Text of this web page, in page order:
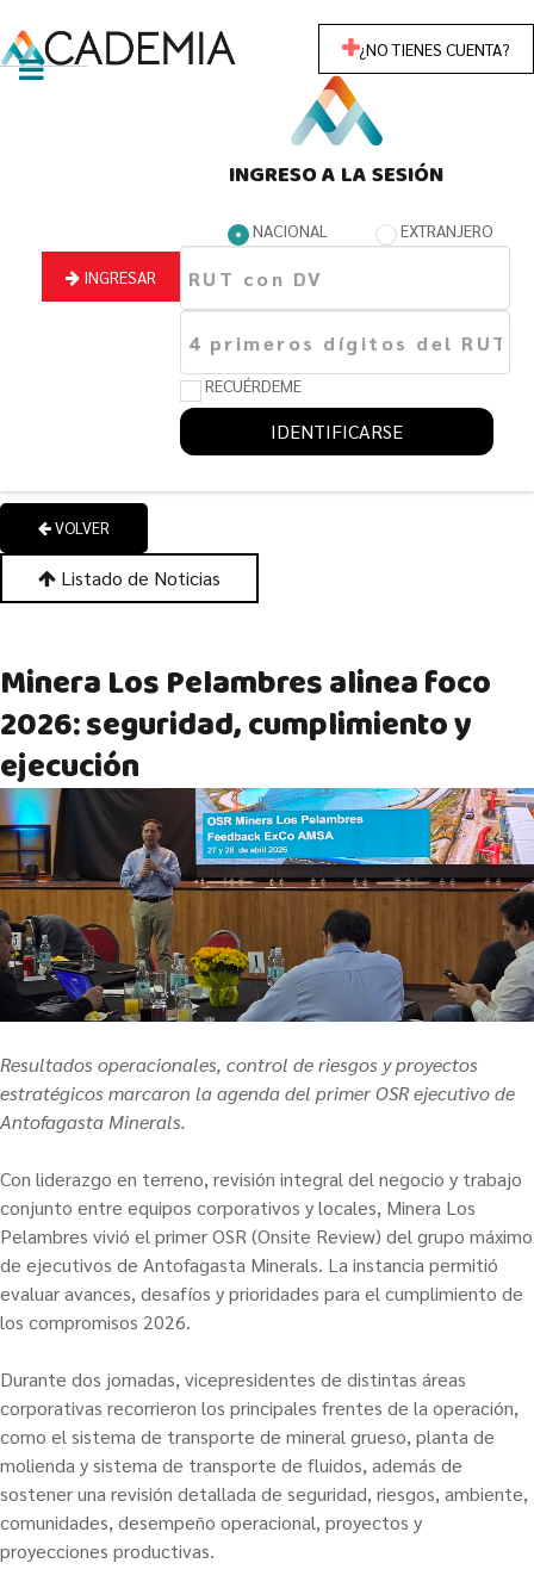
¿NO TIENES CUENTA?
INGRESAR
INGRESO A LA SESIÓN
NACIONAL EXTRANJERO
RECUÉRDEME
IDENTIFICARSE
VOLVER
Listado de Noticias
Minera Los Pelambres alinea foco
2026: seguridad, cumplimiento y
ejecución
Resultados operacionales, control de riesgos y proyectos
estratégicos marcaron la agenda del primer OSR ejecutivo de
Antofagasta Minerals.
Con liderazgo en terreno, revisión integral del negocio y trabajo
conjunto entre equipos corporativos y locales, Minera Los
Pelambres vivió el primer OSR (Onsite Review) del grupo máximo
de ejecutivos de Antofagasta Minerals. La instancia permitió
evaluar avances, desafíos y prioridades para el cumplimiento de
los compromisos 2026.
Durante dos jornadas, vicepresidentes de distintas áreas
corporativas recorrieron los principales frentes de la operación,
como el sistema de transporte de mineral grueso, planta de
molienda y sistema de transporte de fluidos, además de
sostener una revisión detallada de seguridad, riesgos, ambiente,
comunidades, desempeño operacional, proyectos y
proyecciones productivas.